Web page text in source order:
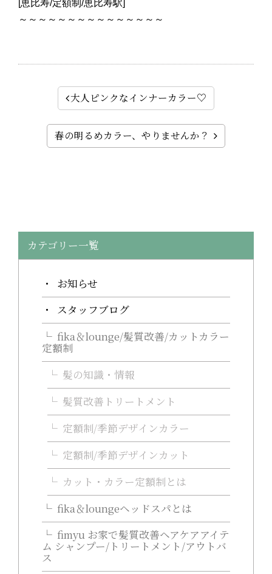
[恵比寿/定額制/恵比寿駅]
～～～～～～～～～～～～～～～
大人ピンクなインナーカラー♡
春の明るめカラー、やりませんか？
カテゴリー一覧
お知らせ
スタッフブログ
fika＆lounge/髪質改善/カットカラー
定額制
髪の知識・情報
髪質改善トリートメント
定額制/季節デザインカラー
定額制/季節デザインカット
カット・カラー定額制とは
fika＆loungeヘッドスパとは
fimyu お家で髪質改善ヘアケアアイテ
ム シャンプー/トリートメント/アウトバ
ス